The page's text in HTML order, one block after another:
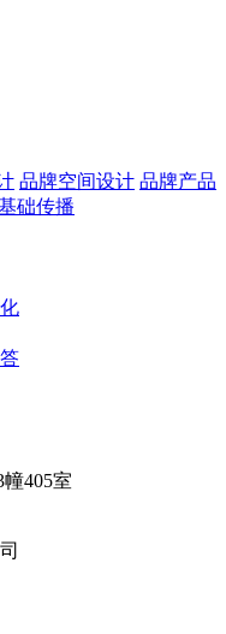
品牌空间设计 品牌产品
础传播
405室